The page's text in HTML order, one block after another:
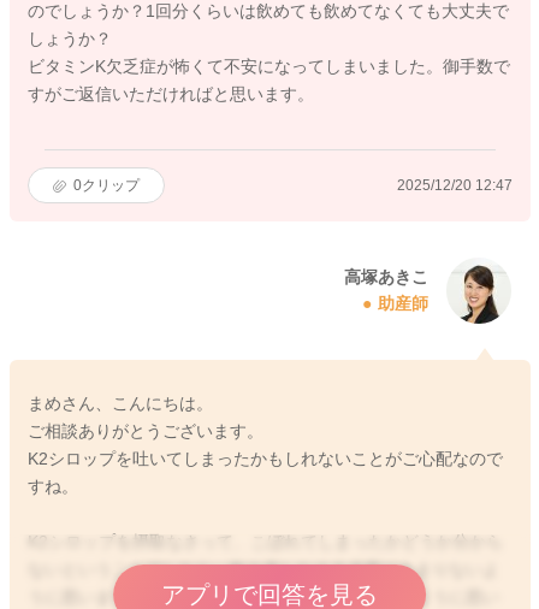
のでしょうか？1回分くらいは飲めても飲めてなくても大丈夫で
しょうか？
ビタミンK欠乏症が怖くて不安になってしまいました。御手数で
すがご返信いただければと思います。
0クリップ 2025/12/20 12:47
高塚あきこ
助産師
まめさん、こんにちは。
ご相談ありがとうございます。
K2シロップを吐いてしまったかもしれないことがご心配なので
すね。
K2シロップを摂取なさって、こぼれてしまったかどうか分から
ないということでしたら、飲み直しなさる必要はあまりないよ
うに思いますよ。倍量飲ませてしまう方が良くないように思い
アプリで回答を見る